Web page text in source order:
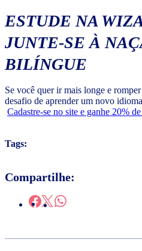
ESTUDE NA
JUNTE-SE À
BILÍNGUE
Se você quer ir mais longe e
desafio de aprender um novo
Cadastre-se no site e ganhe 20%
Tags:
Compartilhe: